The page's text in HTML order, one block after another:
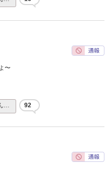
〜
… 92